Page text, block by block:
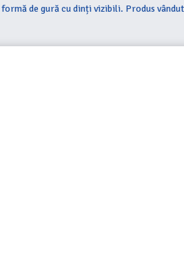
de gură cu dinți vizibili. Produs